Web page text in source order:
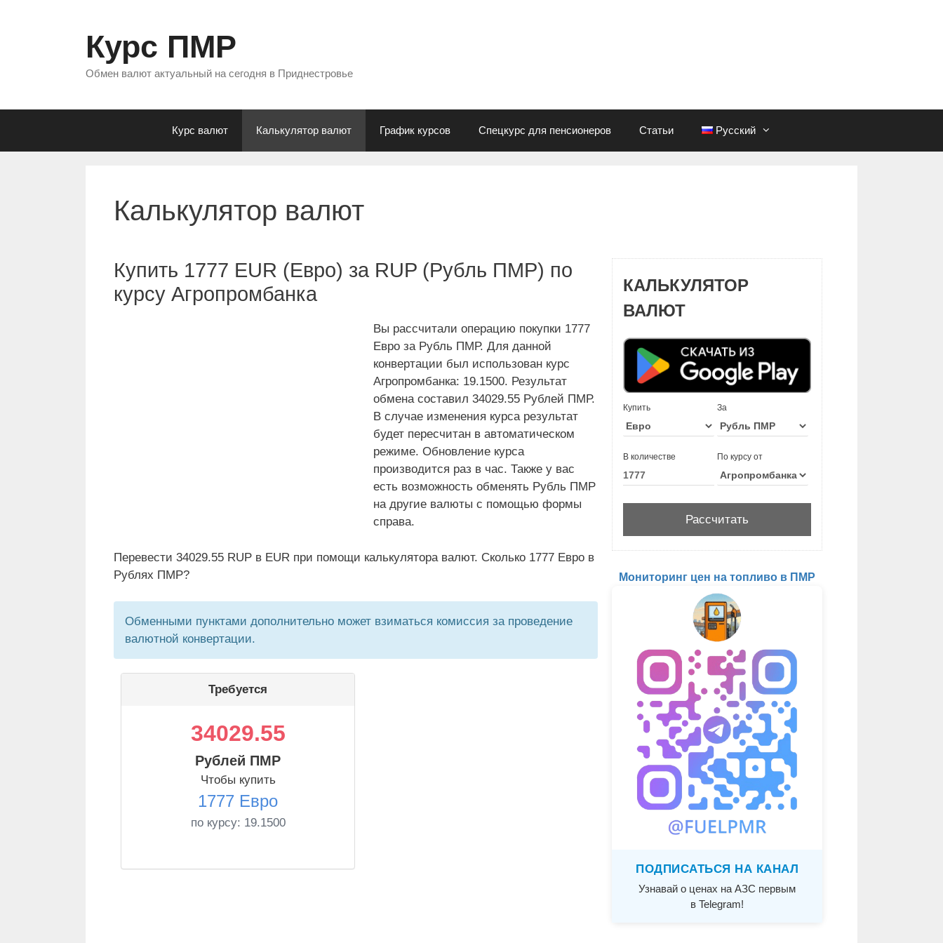
Курс ПМР
Обмен валют актуальный на сегодня в Приднестровье
Курс валют Калькулятор валют График курсов Спецкурс для пенсионеров Статьи Русский
Калькулятор валют
Купить 1777 EUR (Евро) за RUP (Рубль ПМР) по
курсу Агропромбанка
Вы рассчитали операцию покупки 1777
Евро за Рубль ПМР. Для данной
конвертации был использован курс
Агропромбанка: 19.1500. Результат
обмена составил 34029.55 Рублей ПМР.
В случае изменения курса результат
будет пересчитан в автоматическом
режиме. Обновление курса
производится раз в час. Также у вас
есть возможность обменять Рубль ПМР
на другие валюты с помощью формы
справа.
Перевести 34029.55 RUP в EUR при помощи калькулятора валют. Сколько 1777 Евро в
Рублях ПМР?
Обменными пунктами дополнительно может взиматься комиссия за проведение
валютной конвертации.
Требуется
34029.55
Рублей ПМР
Чтобы купить
1777 Евро
по курсу: 19.1500
КАЛЬКУЛЯТОР
ВАЛЮТ
Купить За
В количестве По курсу от
Мониторинг цен на топливо в ПМР
ПОДПИСАТЬСЯ НА КАНАЛ
Узнавай о ценах на АЗС первым
в Telegram!